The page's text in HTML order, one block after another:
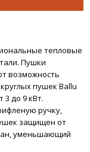
тепловые
Пушки
возможность
пушек Ballu
до 9 кВт.
ручку,
защищен от
уменьшающий